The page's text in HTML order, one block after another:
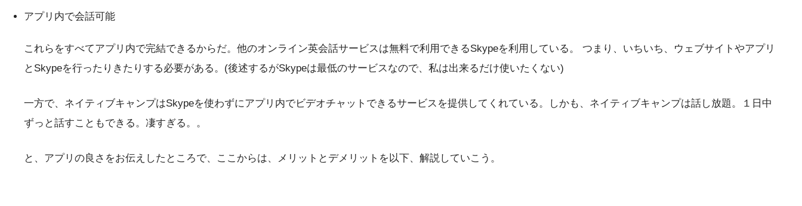
アプリ内で会話可能
これらをすべてアプリ内で完結できるからだ。他のオンライン英会話サービスは無料で利用できるSkypeを利用している。 つまり、いちいち、ウェブサイトやアプリ
とSkypeを行ったりきたりする必要がある。(後述するがSkypeは最低のサービスなので、私は出来るだけ使いたくない)
一方で、ネイティブキャンプはSkypeを使わずにアプリ内でビデオチャットできるサービスを提供してくれている。しかも、ネイティブキャンプは話し放題。１日中
ずっと話すこともできる。凄すぎる。。
と、アプリの良さをお伝えしたところで、ここからは、メリットとデメリットを以下、解説していこう。